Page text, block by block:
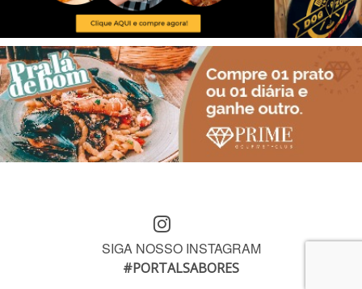
SIGA NOSSO INSTAGRAM
#PORTALSABORES